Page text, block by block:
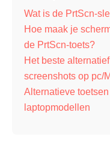
Wat is de PrtScn-
Hoe maak je
de PrtScn-toets?
Het beste
screenshots op pc/
Alternatieve
laptopmodellen